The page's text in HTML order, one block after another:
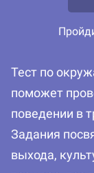
Тест по
поможет
поведении в
Задания
выхода,